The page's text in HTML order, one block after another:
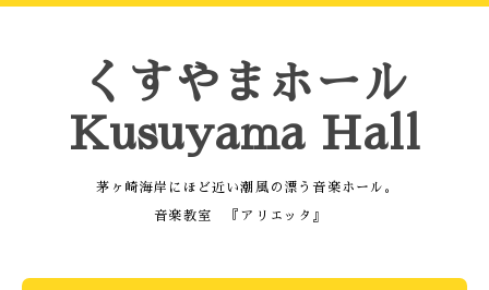
くすやまホール
Kusuyama Hall
茅ヶ崎海岸にほど近い潮風の漂う音楽ホール。
音楽教室 『アリエッタ』